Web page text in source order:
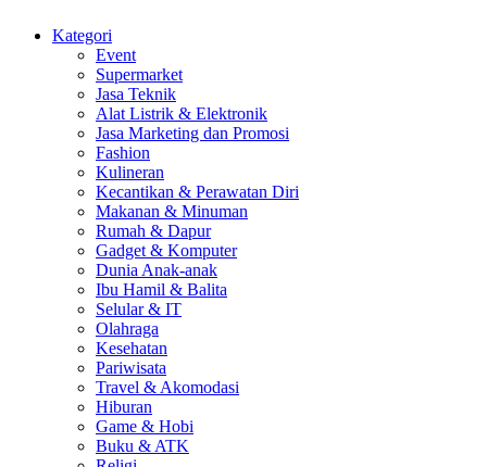
Kategori
Event
Supermarket
Jasa Teknik
Alat Listrik & Elektronik
Jasa Marketing dan Promosi
Fashion
Kulineran
Kecantikan & Perawatan Diri
Makanan & Minuman
Rumah & Dapur
Gadget & Komputer
Dunia Anak-anak
Ibu Hamil & Balita
Selular & IT
Olahraga
Kesehatan
Pariwisata
Travel & Akomodasi
Hiburan
Game & Hobi
Buku & ATK